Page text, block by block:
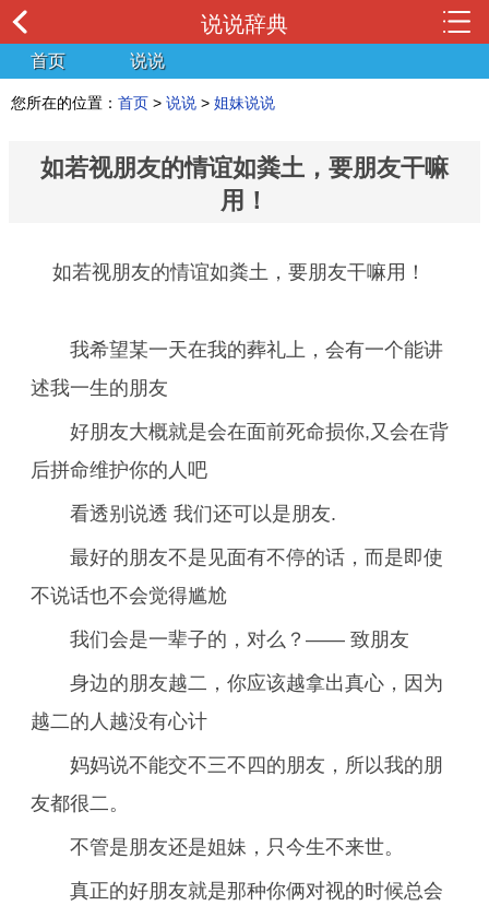
说说辞典
首页 说说
您所在的位置： 首页 > 说说 > 姐妹说说
如若视朋友的情谊如粪土，要朋友干嘛
用！
如若视朋友的情谊如粪土，要朋友干嘛用！
我希望某一天在我的葬礼上，会有一个能讲
述我一生的朋友
好朋友大概就是会在面前死命损你,又会在背
后拼命维护你的人吧
看透别说透 我们还可以是朋友.
最好的朋友不是见面有不停的话，而是即使
不说话也不会觉得尴尬
我们会是一辈子的，对么？—— 致朋友
身边的朋友越二，你应该越拿出真心，因为
越二的人越没有心计
妈妈说不能交不三不四的朋友，所以我的朋
友都很二。
不管是朋友还是姐妹，只今生不来世。
真正的好朋友就是那种你俩对视的时候总会